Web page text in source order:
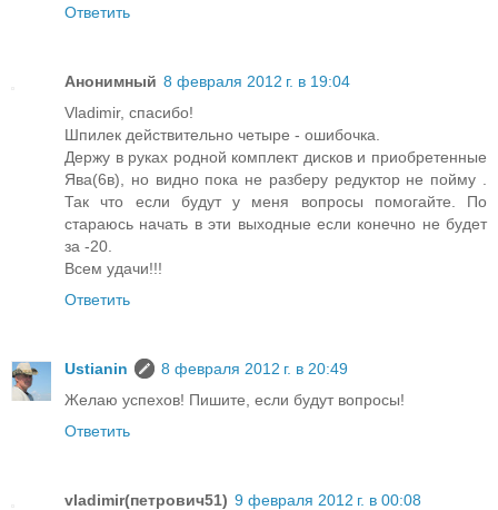
Ответить
Анонимный 8 февраля 2012 г. в 19:04
Vladimir, спасибо!
Шпилек действительно четыре - ошибочка.
Держу в руках родной комплект дисков и приобретенные
Ява(6в), но видно пока не разберу редуктор не пойму .
Так что если будут у меня вопросы помогайте. По
стараюсь начать в эти выходные если конечно не будет
за -20.
Всем удачи!!!
Ответить
Ustianin
8 февраля 2012 г. в 20:49
Желаю успехов! Пишите, если будут вопросы!
Ответить
vladimir(петрович51) 9 февраля 2012 г. в 00:08